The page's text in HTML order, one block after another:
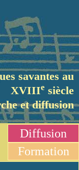
savantes au
XVIIIe siècle
et diffusion
Diffusion
Formation